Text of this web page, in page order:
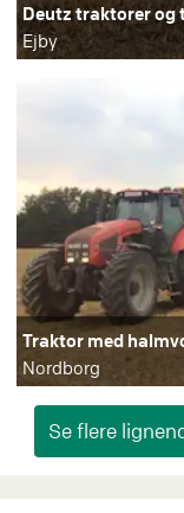
Deutz traktorer
Ejby
Traktor med
Nordborg